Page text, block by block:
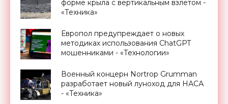
форме крыла с вертикальным взлетом -
«Техника»
Европол предупреждает о новых
методиках использования ChatGPT
мошенниками - «Технологии»
Военный концерн Nortrop Grumman
разработает новый луноход для НАСА
- «Техника»